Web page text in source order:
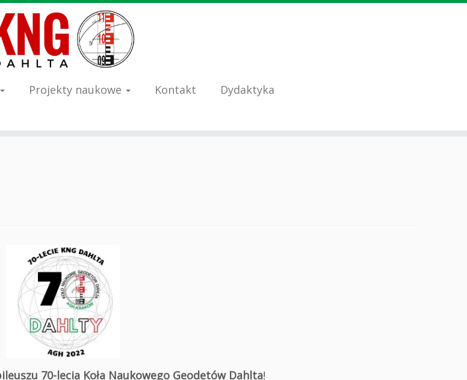
Projekty naukowe Kontakt
Dydaktyka
70-lecia Koła Naukowego Geodetów Dahlta!